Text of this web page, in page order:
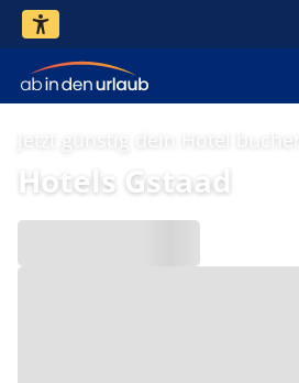
Jetzt günstig dein Hotel buchen!
Hotels Gstaad